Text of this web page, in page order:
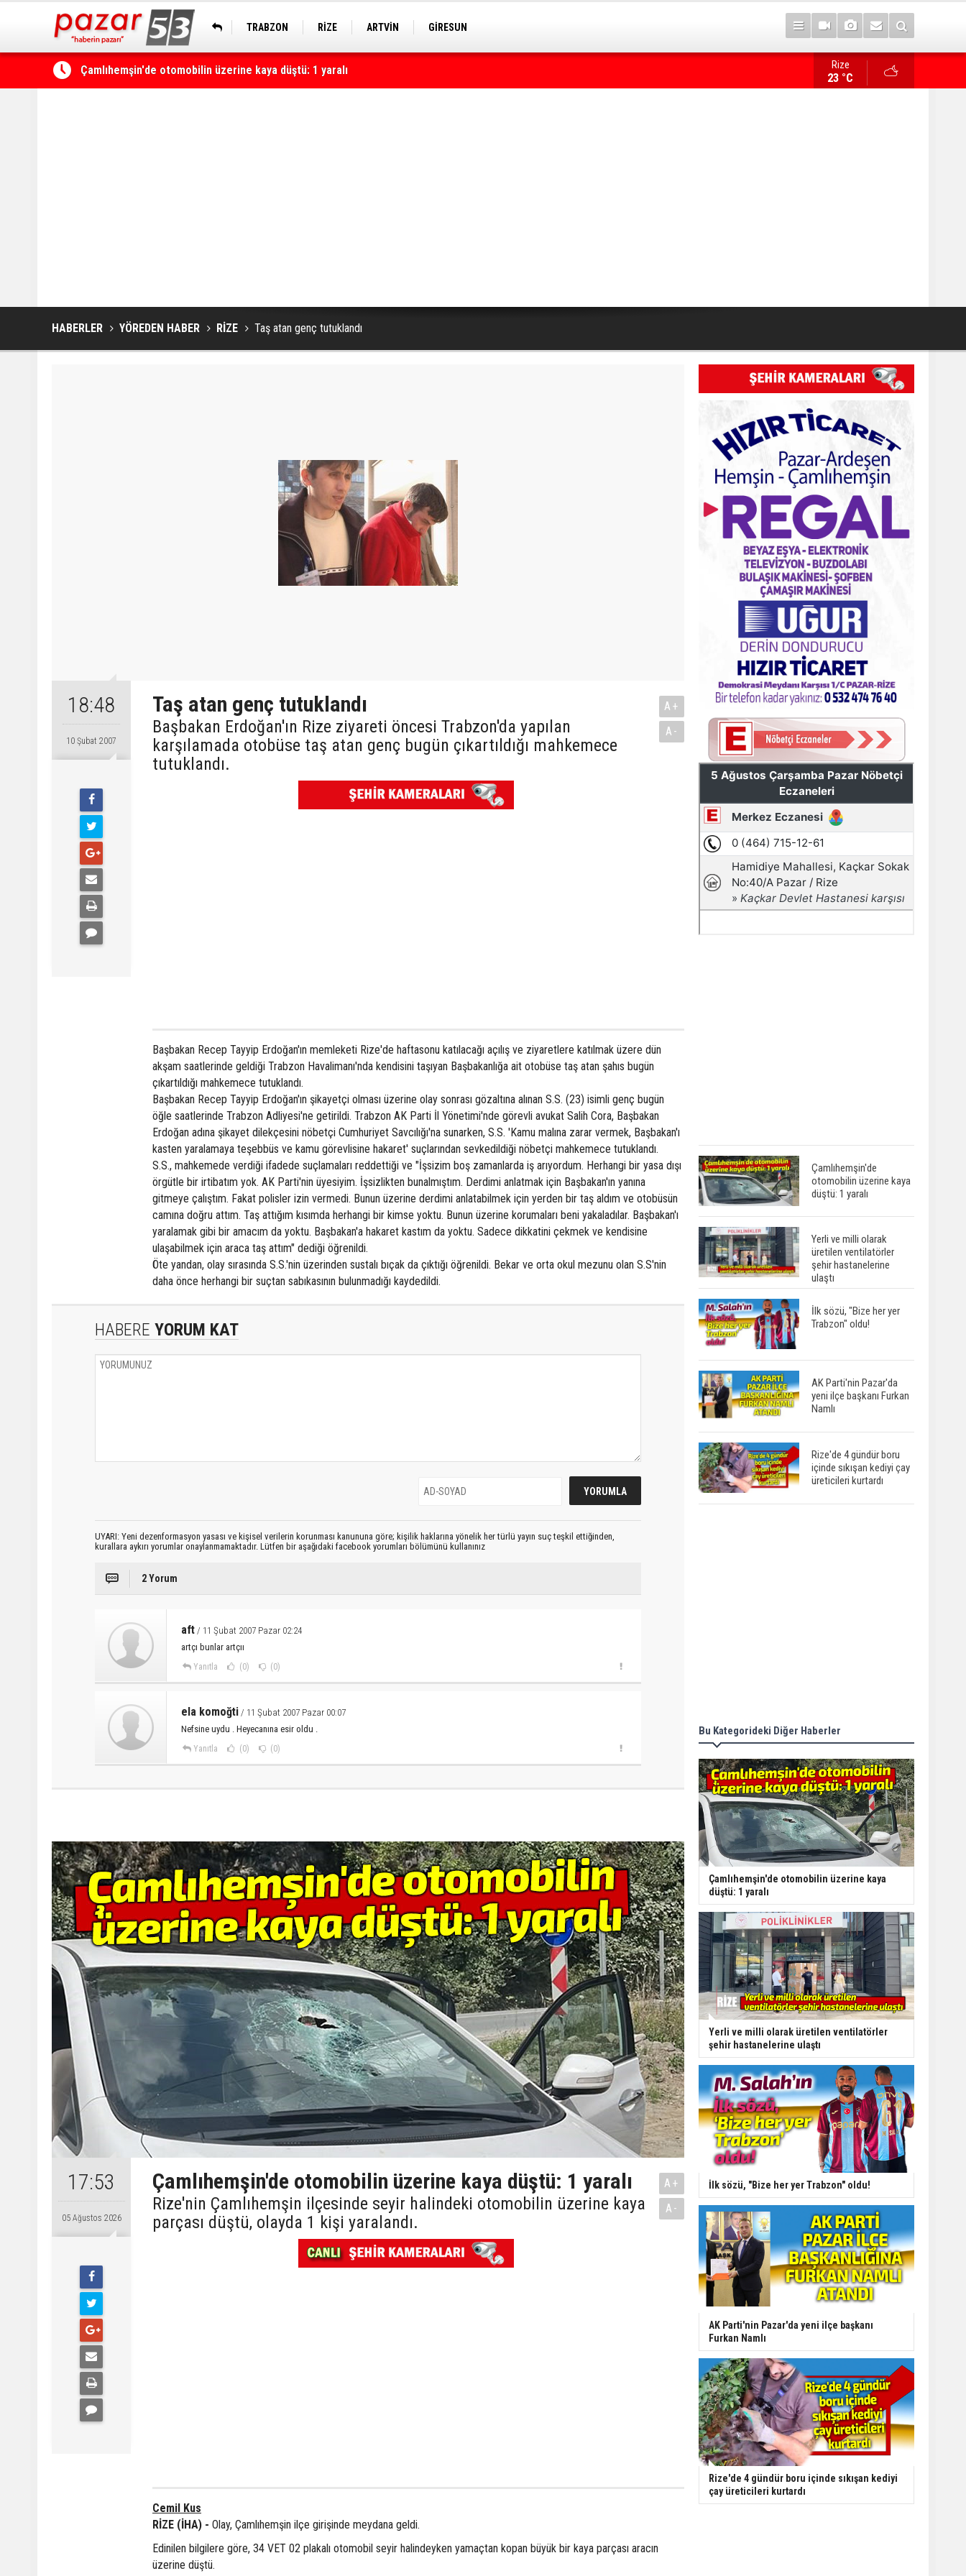
TRABZON RİZE ARTVİN GİRESUN
Yerli ve milli olarak üretilen ventilatörler şehir hastanelerine ulaştı İlk sözü, "Bize her yer Trabzon" oldu!Rize
23 °C
HABERLER YÖREDEN HABER RİZE Taş atan genç tutuklandı
18:48
10 Şubat 2007
Taş atan genç tutuklandı
Başbakan Erdoğan'ın Rize ziyareti öncesi Trabzon'da yapılan
karşılamada otobüse taş atan genç bugün çıkartıldığı mahkemece
tutuklandı.
A+
A-
Başbakan Recep Tayyip Erdoğan'ın memleketi Rize'de haftasonu katılacağı açılış ve ziyaretlere katılmak üzere dün
akşam saatlerinde geldiği Trabzon Havalimanı'nda kendisini taşıyan Başbakanlığa ait otobüse taş atan şahıs bugün
çıkartıldığı mahkemece tutuklandı.
Başbakan Recep Tayyip Erdoğan'ın şikayetçi olması üzerine olay sonrası gözaltına alınan S.S. (23) isimli genç bugün
öğle saatlerinde Trabzon Adliyesi'ne getirildi. Trabzon AK Parti İl Yönetimi'nde görevli avukat Salih Cora, Başbakan
Erdoğan adına şikayet dilekçesini nöbetçi Cumhuriyet Savcılığı'na sunarken, S.S. 'Kamu malına zarar vermek, Başbakan'ı
kasten yaralamaya teşebbüs ve kamu görevlisine hakaret' suçlarından sevkedildiği nöbetçi mahkemece tutuklandı.
S.S., mahkemede verdiği ifadede suçlamaları reddettiği ve "İşsizim boş zamanlarda iş arıyordum. Herhangi bir yasa dışı
örgütle bir irtibatım yok. AK Parti'nin üyesiyim. İşsizlikten bunalmıştım. Derdimi anlatmak için Başbakan'ın yanına
gitmeye çalıştım. Fakat polisler izin vermedi. Bunun üzerine derdimi anlatabilmek için yerden bir taş aldım ve otobüsün
camına doğru attım. Taş attığım kısımda herhangi bir kimse yoktu. Bunun üzerine korumaları beni yakaladılar. Başbakan'ı
yaralamak gibi bir amacım da yoktu. Başbakan'a hakaret kastım da yoktu. Sadece dikkatini çekmek ve kendisine
ulaşabilmek için araca taş attım" dediği öğrenildi.
Öte yandan, olay sırasında S.S.'nin üzerinden sustalı bıçak da çıktığı öğrenildi. Bekar ve orta okul mezunu olan S.S'nin
daha önce herhangi bir suçtan sabıkasının bulunmadığı kaydedildi.
HABERE YORUM KAT
UYARI: Yeni dezenformasyon yasası ve kişisel verilerin korunması kanununa göre; kişilik haklarına yönelik her türlü yayın suç teşkil ettiğinden,
kurallara aykırı yorumlar onaylanmamaktadır. Lütfen bir aşağıdaki facebook yorumları bölümünü kullanınız
2 Yorum
aft / 11 Şubat 2007 Pazar 02:24
artçı bunlar artçıı
Yanıtla (0) (0)
ela komoğti / 11 Şubat 2007 Pazar 00:07
Nefsine uydu . Heyecanına esir oldu .
Yanıtla (0) (0)
17:53
05 Ağustos 2026
Çamlıhemşin'de otomobilin üzerine kaya düştü: 1 yaralı
Rize'nin Çamlıhemşin ilçesinde seyir halindeki otomobilin üzerine kaya
parçası düştü, olayda 1 kişi yaralandı.
A+
A-
Cemil Kus
RİZE (İHA) - Olay, Çamlıhemşin ilçe girişinde meydana geldi.
Edinilen bilgilere göre, 34 VET 02 plakalı otomobil seyir halindeyken yamaçtan kopan büyük bir kaya parçası aracın
üzerine düştü.
Çamlıhemşin'de
otomobilin üzerine kaya
düştü: 1 yaralı
Yerli ve milli olarak
üretilen ventilatörler
şehir hastanelerine
ulaştı
İlk sözü, "Bize her yer
Trabzon" oldu!
AK Parti'nin Pazar'da
yeni ilçe başkanı Furkan
Namlı
Rize'de 4 gündür boru
içinde sıkışan kediyi çay
üreticileri kurtardı
Bu Kategorideki Diğer Haberler
Çamlıhemşin'de otomobilin üzerine kaya
düştü: 1 yaralı
Yerli ve milli olarak üretilen ventilatörler
şehir hastanelerine ulaştı
İlk sözü, "Bize her yer Trabzon" oldu!
AK Parti'nin Pazar'da yeni ilçe başkanı
Furkan Namlı
Rize'de 4 gündür boru içinde sıkışan kediyi
çay üreticileri kurtardı